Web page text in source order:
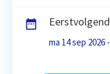
ma 14 sep